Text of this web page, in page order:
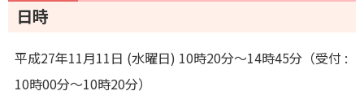
日時
平成27年11月11日 (水曜日) 10時20分～14時45分（受付 :
10時00分～10時20分）